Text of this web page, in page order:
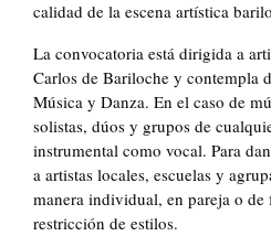
calidad de la escena artística
La convocatoria está dirigida a
Carlos de Bariloche y contempla
Música y Danza. En el caso de
solistas, dúos y grupos de
instrumental como vocal. Para
a artistas locales, escuelas y
manera individual, en pareja o
restricción de estilos.